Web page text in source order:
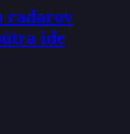
radarov
ide